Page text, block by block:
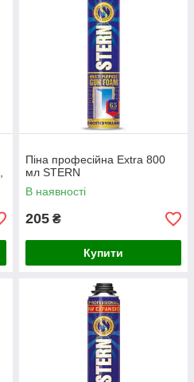
Піна професійна Extra 800
мл STERN
В наявності
205 ₴
Купити